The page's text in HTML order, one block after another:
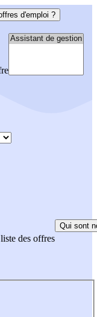
d'emploi ?
des offres
Qui sont